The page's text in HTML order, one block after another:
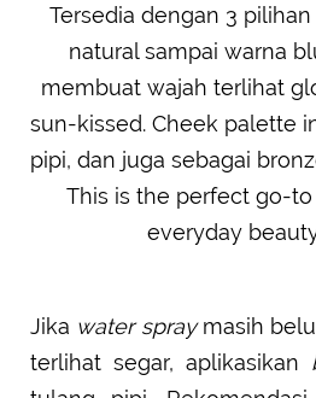
Tersedia dengan 3
natural sampai warna
membuat wajah terlihat
sun-kissed. Cheek palette
pipi, dan juga sebagai
This is the perfect go-
everyday
Jika water spraymasih
terlihat segar, aplikasikan